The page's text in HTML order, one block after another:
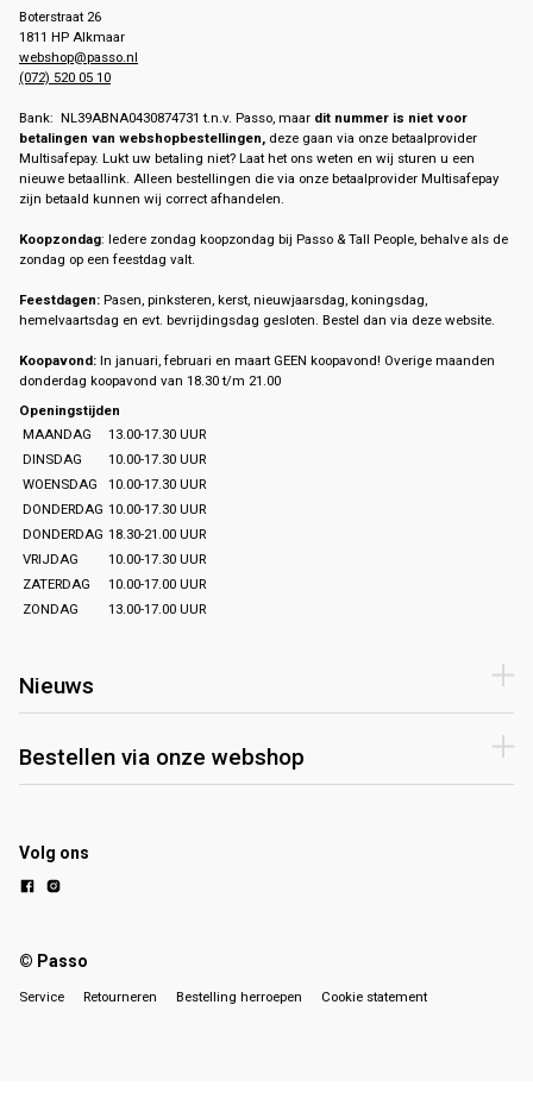
Boterstraat 26
1811 HP Alkmaar
webshop@passo.nl
(072) 520 05 10
Bank: NL39ABNA0430874731 t.n.v. Passo, maar dit nummer is niet voor
betalingen van webshopbestellingen, deze gaan via onze betaalprovider
Multisafepay. Lukt uw betaling niet? Laat het ons weten en wij sturen u een
nieuwe betaallink. Alleen bestellingen die via onze betaalprovider Multisafepay
zijn betaald kunnen wij correct afhandelen.
Koopzondag: Iedere zondag koopzondag bij Passo & Tall People, behalve als de
zondag op een feestdag valt.
Feestdagen: Pasen, pinksteren, kerst, nieuwjaarsdag, koningsdag,
hemelvaartsdag en evt. bevrijdingsdag gesloten. Bestel dan via deze website.
Koopavond: In januari, februari en maart GEEN koopavond! Overige maanden
donderdag koopavond van 18.30 t/m 21.00
Openingstijden
MAANDAG
13.00-17.30 UUR
DINSDAG
10.00-17.30 UUR
WOENSDAG
10.00-17.30 UUR
DONDERDAG 10.00-17.30 UUR
DONDERDAG 18.30-21.00 UUR
VRIJDAG
10.00-17.30 UUR
ZATERDAG
10.00-17.00 UUR
ZONDAG
13.00-17.00 UUR
Nieuws
Bestellen via onze webshop
Volg ons
© Passo
Service Retourneren Bestelling herroepen Cookie statement